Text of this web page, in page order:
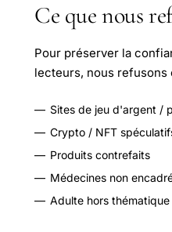
Ce que nous
Pour préserver la
lecteurs, nous
— Sites de jeu d'argent /
— Crypto / NFT
— Produits contrefaits
— Médecines non
— Adulte hors